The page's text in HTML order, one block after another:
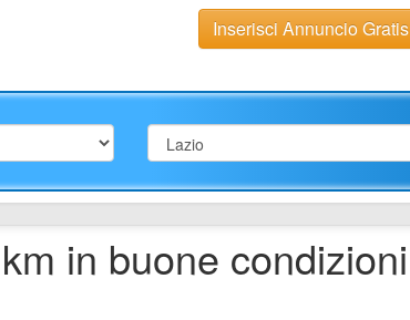
Inserisci Annuncio Gratis
in buone condizioni